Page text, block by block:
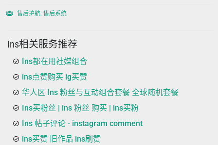
售后护航: 售后系统
Ins相关服务推荐
Ins都在用社媒组合
ins点赞购买 ig买赞
华人区 Ins 粉丝与互动组合套餐 全球随机套餐
Ins买粉丝 | ins 粉丝 购买 | ins买粉
Ins 帖子评论 - instagram comment
ins买赞 旧作品 ins刷赞